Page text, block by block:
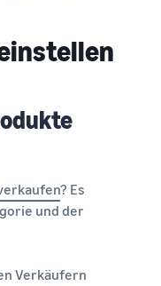
? Es
und der
Verkäufern